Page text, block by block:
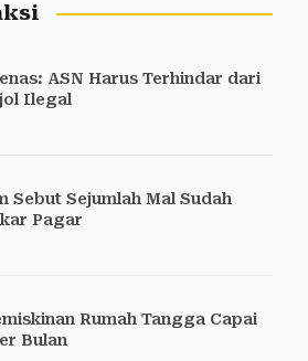
ASN Harus Terhindar dari
Ilegal
Sebut Sejumlah Mal Sudah
Pagar
Rumah Tangga Capai
Bulan